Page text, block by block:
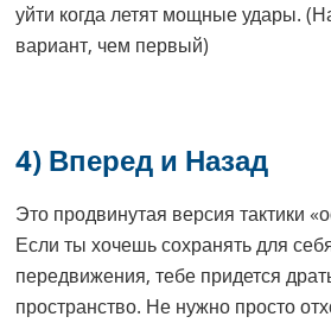
уйти когда летят мощные удары.
вариант, чем первый)
4) Вперед и Назад
Это продвинутая версия тактики
Если ты хочешь сохранять для
передвижения, тебе придется
пространство. Не нужно просто